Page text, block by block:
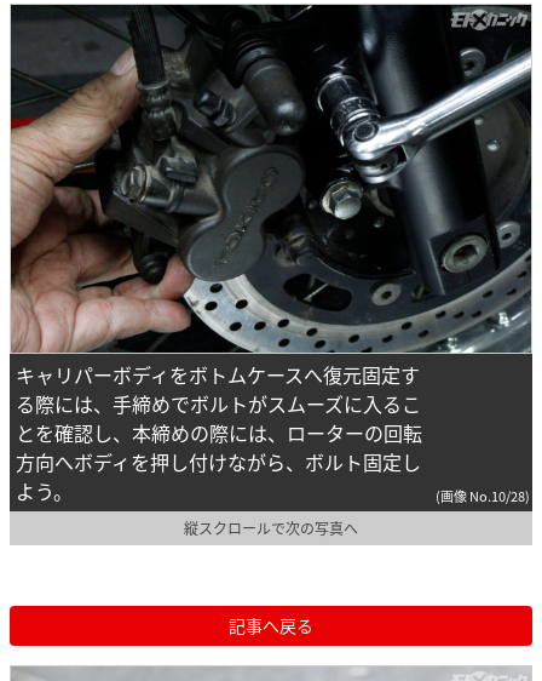
キャリパーボディをボトムケースへ復元固定す
る際には、手締めでボルトがスムーズに入るこ
とを確認し、本締めの際には、ローターの回転
方向へボディを押し付けながら、ボルト固定し
よう。
(画像 No.10/28)
縦スクロールで次の写真へ
記事へ戻る